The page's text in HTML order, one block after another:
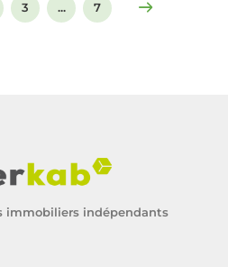
3 ... 7
immobiliers indépendants